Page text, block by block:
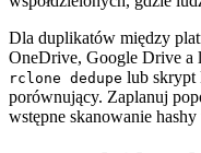
Dla duplikatów między
OneDrive, Google Drive a
rclone dedupe lub skrypt
porównujący. Zaplanuj
wstępne skanowanie